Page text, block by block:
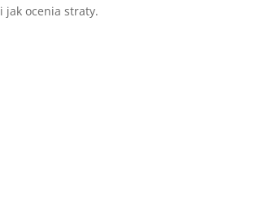
jak ocenia straty.